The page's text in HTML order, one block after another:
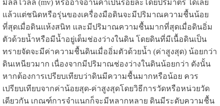
มิลลิโวลล์ (mv) หรืออาจอ่านค่าเป็นร้อยละโดยปริมาตร ได้เลย
แล้วแต่ชนิดหรือรุ่นของเครื่องมือดินจะมีปริมาณความชื้นน้อย
ที่สุดเมื่อดินแห้งสนิท และมีปริมาณความชื้นมากที่สุดเมื่อดินอิ่ม
ตัวด้วยน้ำหรือมีน้ำอยู่เต็มช่องว่างในดิน โดยดินที่มีเนื้อดินเป็น
ทรายจัดจะมีค่าความชื้นดินเมื่ออิ่มตัวด้วยน้ำ (ค่าสูงสุด) น้อยกว่า
ดินเหนียวมาก เนื่องจากมีปริมาณช่องว่างในดินน้อยกว่า ดังนั้น
หากต้องการเปรียบเทียบว่าดินมีความชื้นมากหรือน้อย ควร
เปรียบเทียบจากค่าน้อยสุด-ค่าสูงสุดโดยวิธีการวัดหรือหน่วยวัด
เดียวกัน เกณฑ์การจำแนกก็จะมีหลากหลาย ดินมีระดับความชื้น